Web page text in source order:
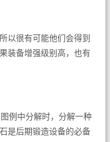
以很有可能他们会得到
装备增强级别高，也有
例中分解时，分解一种
是后期锻造设备的必备